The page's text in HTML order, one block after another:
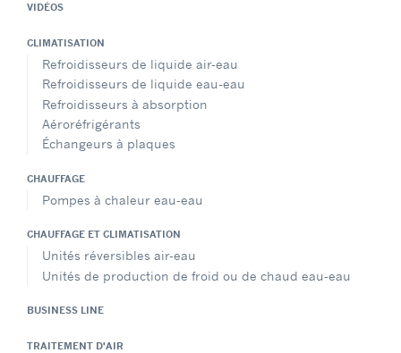
VIDÉOS
CLIMATISATION
Refroidisseurs de liquide air-eau
Refroidisseurs de liquide eau-eau
Refroidisseurs à absorption
Aéroréfrigérants
Échangeurs à plaques
CHAUFFAGE
Pompes à chaleur eau-eau
CHAUFFAGE ET CLIMATISATION
Unités réversibles air-eau
Unités de production de froid ou de chaud eau-eau
BUSINESS LINE
TRAITEMENT D'AIR